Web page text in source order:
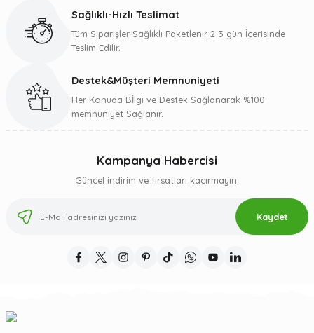
Gönder
Sağlıklı-Hızlı Teslimat
Tüm Siparişler Sağlıklı Paketlenir 2-3 gün İçerisinde
Teslim Edilir.
Destek&Müşteri Memnuniyeti
Her Konuda Bİlgi ve Destek Sağlanarak %100
memnuniyet Sağlanır.
Kampanya Habercisi
Güncel indirim ve fırsatları kaçırmayın.
Kaydet